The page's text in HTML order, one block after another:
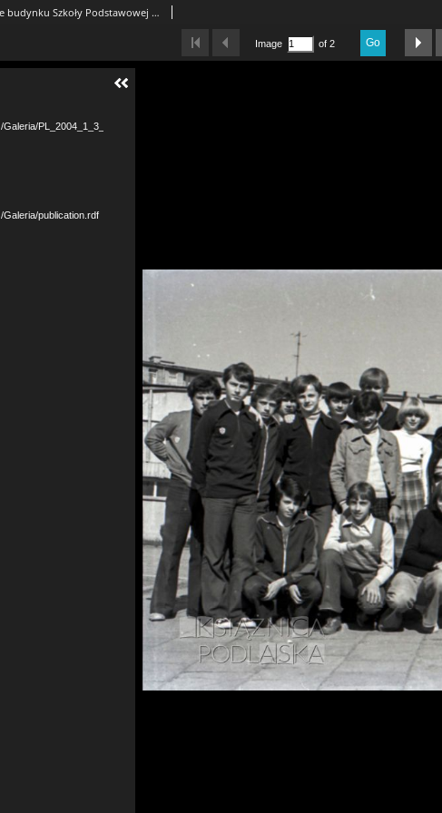
Grupa młodzieży na tle budynku Szkoły Podstawowej nr 6, ul. Wesoła 11A, Białystok, maj 1978 r., fot. ze zbiorów Andrzeja Trzcińskiego